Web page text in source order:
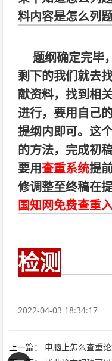
料内容是怎么列题
题纲确定完毕
剩下的我们就去
献资料，找到相
进行，要用自己
提纲内即可。这
的方法，完成初
要用查重系统提
修调整至终稿在
国知网免费查重
检测
2022-04-03 18:34:17
上一篇： 电脑上怎么查重